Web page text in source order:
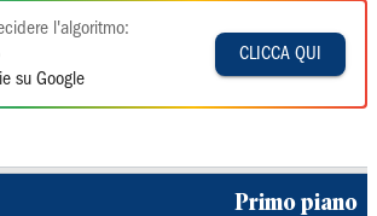
l'algoritmo:
su Google
CLICCA QUI
Primo piano